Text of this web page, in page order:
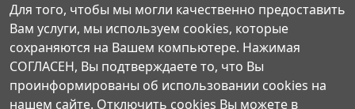
Есть предложения по
Для того, чтобы мы могли качественно предоставить
Вам услуги, мы используем cookies, которые
сохраняются на Вашем компьютере. Нажимая
СОГЛАСЕН, Вы подтверждаете то, что Вы
проинформированы об использовании cookies на
нашем сайте. Отключить cookies Вы можете в